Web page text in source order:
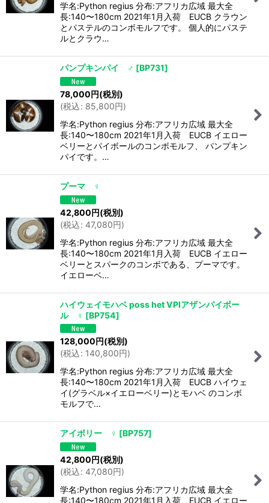
学名:Python regius 分布:アフリカ広域 最大全
長:140〜180cm 2021年1月入荷 EUCB クラウン
とパステルのコンボモルフです。 個人的にパステ
ルとクラウ…
パンプキンパイ ♂ [BP731]
78,000円(税別)
(税込: 85,800円)
学名:Python regius 分布:アフリカ広域 最大全
長:140〜180cm 2021年1月入荷 EUCB イエロー
ベリーとパイボールのコンボモルフ、 パンプキン
パイです。…
プーマ ♀
42,800円(税別)
(税込: 47,080円)
学名:Python regius 分布:アフリカ広域 最大全
長:140〜180cm 2021年1月入荷 EUCB イエロー
ベリーとスパークのコンボである、プーマです。
イエローベ…
ハイウェイモハベ poss het VPIアザンパイボー
ル ♀ [BP754]
128,000円(税別)
(税込: 140,800円)
学名:Python regius 分布:アフリカ広域 最大全
長:140〜180cm 2021年1月入荷 EUCB ハイウェ
イ(グラベル×イエローベリー)とモハベ のコンボ
モルフで…
アイボリー ♀ [BP757]
42,800円(税別)
(税込: 47,080円)
学名:Python regius 分布:アフリカ広域 最大全
長:140〜180cm 2021年1月入荷 EUCB イエロー